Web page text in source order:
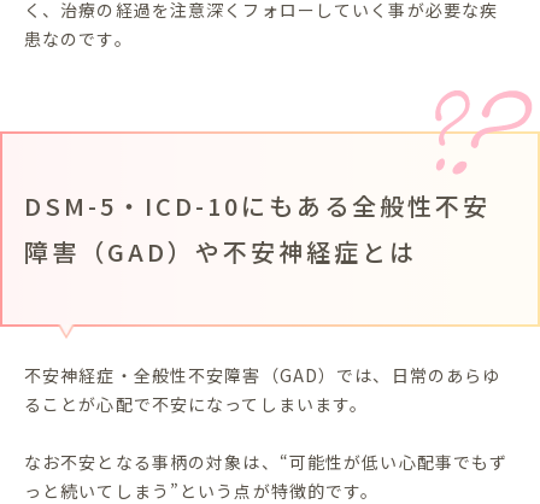
く、治療の経過を注意深くフォローしていく事が必要な疾
患なのです。
DSM-5・ICD-10にもある全般性不安
障害（GAD）や不安神経症とは
不安神経症・全般性不安障害（GAD）では、日常のあらゆ
ることが心配で不安になってしまいます。
なお不安となる事柄の対象は、“可能性が低い心配事でもず
っと続いてしまう”という点が特徴的です。